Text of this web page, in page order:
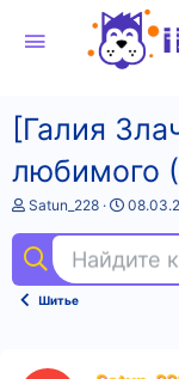
[Галия
любимого
А
т
о
т
Satun_228
Д
а
н
Шитье